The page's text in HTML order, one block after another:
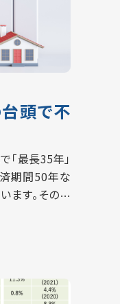
頭で不
「最長35年」
期間50年な
ます。その背